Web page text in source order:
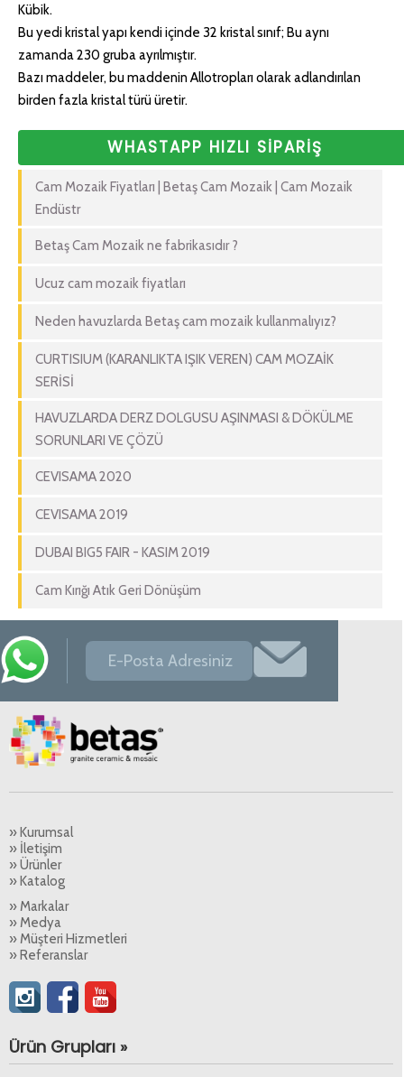
Kübik.
Bu yedi kristal yapı kendi içinde 32 kristal sınıf; Bu aynı
zamanda 230 gruba ayrılmıştır.
Bazı maddeler, bu maddenin Allotropları olarak adlandırılan
birden fazla kristal türü üretir.
WHASTAPP HIZLI SİPARİŞ
Cam Mozaik Fiyatları | Betaş Cam Mozaik | Cam Mozaik
Endüstr
Betaş Cam Mozaik ne fabrikasıdır ?
Ucuz cam mozaik fiyatları
Neden havuzlarda Betaş cam mozaik kullanmalıyız?
CURTISIUM (KARANLIKTA IŞIK VEREN) CAM MOZAİK
SERİSİ
HAVUZLARDA DERZ DOLGUSU AŞINMASI & DÖKÜLME
SORUNLARI VE ÇÖZÜ
CEVISAMA 2020
CEVISAMA 2019
DUBAI BIG5 FAIR - KASIM 2019
Cam Kırığı Atık Geri Dönüşüm
» Kurumsal
» İletişim
» Ürünler
» Katalog
» Markalar
» Medya
» Müşteri Hizmetleri
» Referanslar
Ürün Grupları »